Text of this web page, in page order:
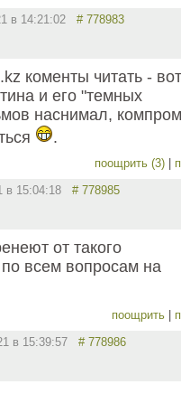
в 14:21:02 # 778983
коменты читать - вот
и его "темных
наснимал,
.
поощрить (3) |
в 15:04:18 # 778985
от такого
всем вопросам на
поощрить |
в 15:39:57 # 778986